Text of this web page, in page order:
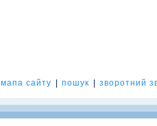
мапа сайту пошук зворотний